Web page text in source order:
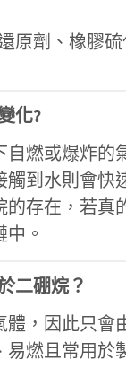
原劑、橡膠
化?
燃或爆炸的
到水則會快
存在，若真
。
二硼烷？
，因此只會
燃且常用